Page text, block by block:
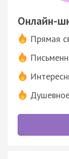
Онлайн-
Прямая